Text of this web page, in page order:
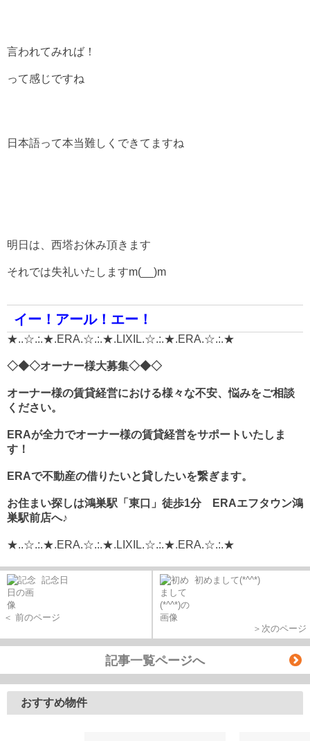
言われてみれば！
って感じですね
日本語って本当難しくできてますね
明日は、西塔お休み頂きます
それでは失礼いたしますm(__)m
イー！アール！エー！
★..☆.:.★.ERA.☆.:.★.LIXIL.☆.:.★.ERA.☆.:.★
◇◆◇オーナー様大募集◇◆◇
オーナー様の賃貸経営における様々な不安、悩みをご相談
ください。
ERAが全力でオーナー様の賃貸経営をサポートいたしま
す！
ERAで不動産の借りたいと貸したいを繋ぎます。
お住まい探しは鴻巣駅「東口」徒歩1分 ERAエフタウン鴻
巣駅前店へ♪
★..☆.:.★.ERA.☆.:.★.LIXIL.☆.:.★.ERA.☆.:.★
記念日
＜ 前のページ
初めまして(*^^*)
＞次のページ
記事一覧ページへ
おすすめ物件